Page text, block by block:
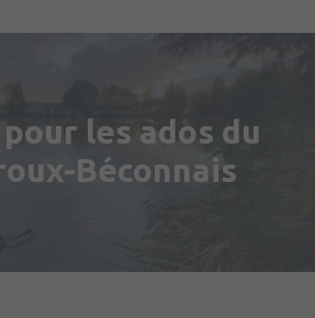
pour les ados du
Béconnais